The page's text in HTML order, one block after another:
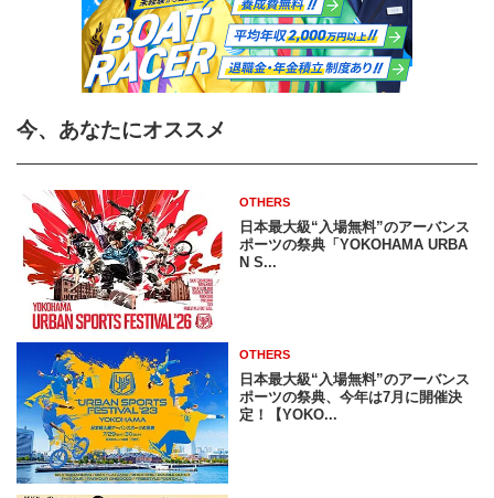
今、あなたにオススメ
OTHERS
日本最大級“入場無料”のアーバンス
ポーツの祭典「YOKOHAMA URBA
N S...
OTHERS
⽇本最⼤級“入場無料”のアーバンス
ポーツの祭典、今年は7⽉に開催決
定！【YOKO...